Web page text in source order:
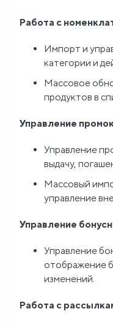
Работа с
Импорт и
категории и
Массовое
продуктов в
Управление
Управление
выдачу,
Массовый
управление
Управление
Управление
отображение
изменений.
Работа с